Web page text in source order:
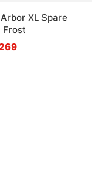
XL Spare
Frost